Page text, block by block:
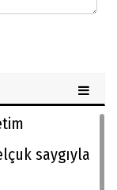
saygıyla